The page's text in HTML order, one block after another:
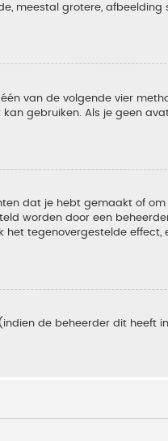
meestal grotere, afbeelding
van de volgende vier
gebruiken. Als je geen
dat je hebt gemaakt of
worden door een
tegenovergestelde
de beheerder dit heeft